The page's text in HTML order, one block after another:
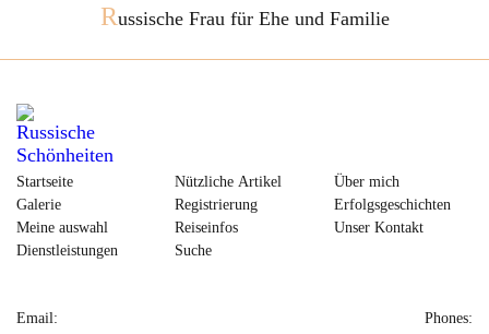
Russische Frau für Ehe und Familie
Startseite
Galerie
Meine auswahl
Dienstleistungen
Nützliche Artikel
Registrierung
Reiseinfos
Suche
Über mich
Erfolgsgeschichten
Unser Kontakt
Email:
Phones: